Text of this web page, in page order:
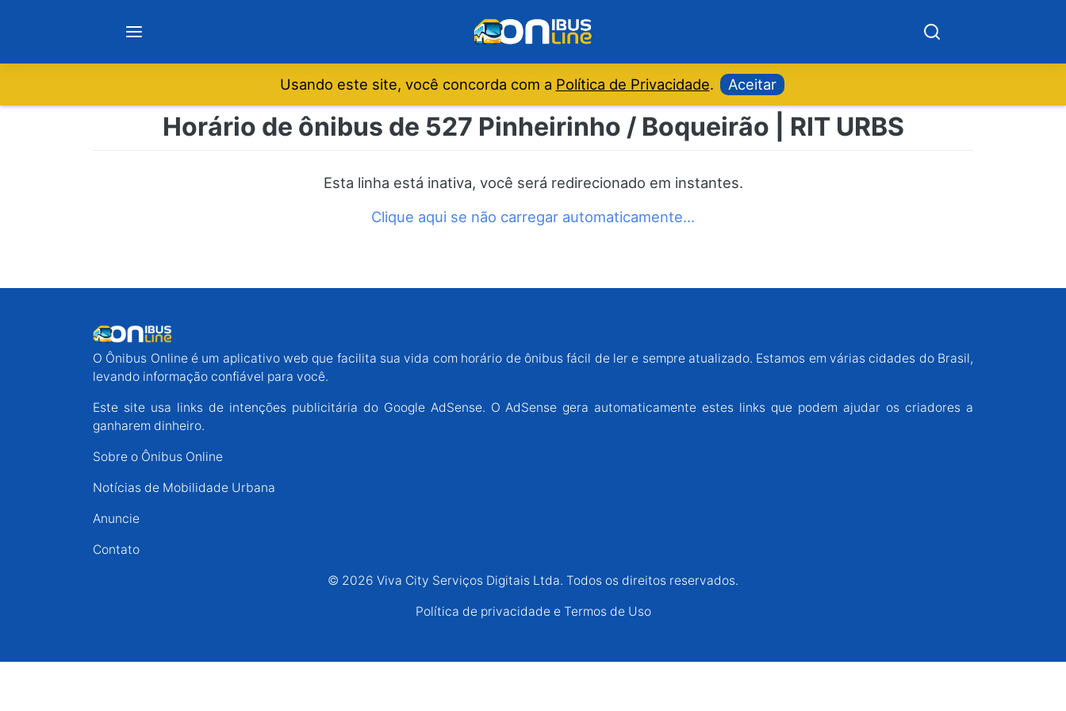
Notícias
Espírito Santo
Paraná
Rio Grande do Sul
Usando este site, você concorda com a Política de Privacidade. Aceitar
Horário de ônibus de 527 Pinheirinho / Boqueirão | RIT URBS
Esta linha está inativa, você será redirecionado em instantes.
Clique aqui se não carregar automaticamente…
O Ônibus Online é um aplicativo web que facilita sua vida com horário de ônibus fácil de ler e sempre atualizado. Estamos em várias cidades do Brasil,
levando informação confiável para você.
Este site usa links de intenções publicitária do Google AdSense. O AdSense gera automaticamente estes links que podem ajudar os criadores a
ganharem dinheiro.
Sobre o Ônibus Online
Notícias de Mobilidade Urbana
Anuncie
Contato
© 2026 Viva City Serviços Digitais Ltda. Todos os direitos reservados.
Política de privacidade e Termos de Uso